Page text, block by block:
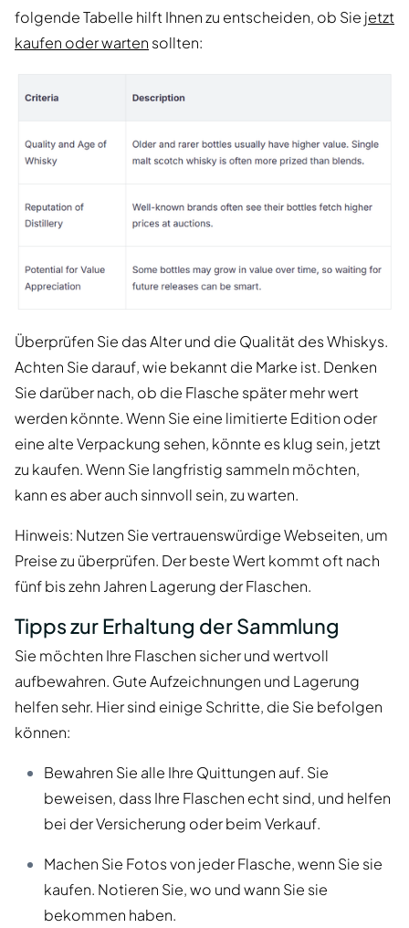
folgende Tabelle hilft Ihnen zu entscheiden, ob Sie jetzt
kaufen oder warten sollten:
Überprüfen Sie das Alter und die Qualität des Whiskys.
Achten Sie darauf, wie bekannt die Marke ist. Denken
Sie darüber nach, ob die Flasche später mehr wert
werden könnte. Wenn Sie eine limitierte Edition oder
eine alte Verpackung sehen, könnte es klug sein, jetzt
zu kaufen. Wenn Sie langfristig sammeln möchten,
kann es aber auch sinnvoll sein, zu warten.
Hinweis: Nutzen Sie vertrauenswürdige Webseiten, um
Preise zu überprüfen. Der beste Wert kommt oft nach
fünf bis zehn Jahren Lagerung der Flaschen.
Tipps zur Erhaltung der Sammlung
Sie möchten Ihre Flaschen sicher und wertvoll
aufbewahren. Gute Aufzeichnungen und Lagerung
helfen sehr. Hier sind einige Schritte, die Sie befolgen
können:
Bewahren Sie alle Ihre Quittungen auf. Sie
beweisen, dass Ihre Flaschen echt sind, und helfen
bei der Versicherung oder beim Verkauf.
Machen Sie Fotos von jeder Flasche, wenn Sie sie
kaufen. Notieren Sie, wo und wann Sie sie
bekommen haben.